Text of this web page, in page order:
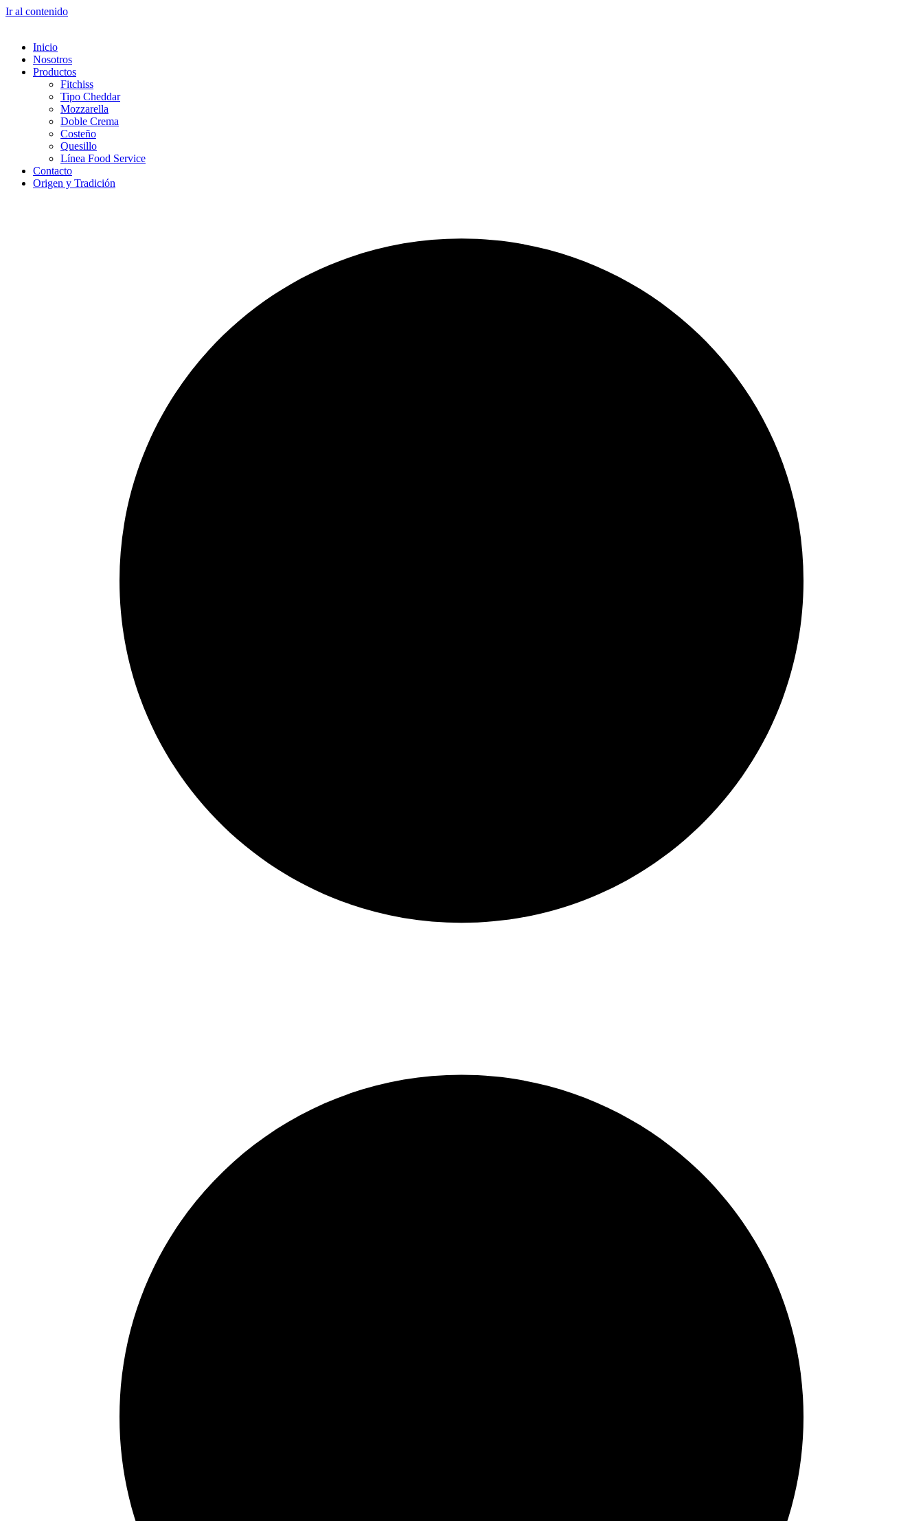
Ir al contenido
Inicio
Nosotros
Productos
Fitchiss
Tipo Cheddar
Mozzarella
Doble Crema
Costeño
Quesillo
Línea Food Service
Contacto
Origen y Tradición